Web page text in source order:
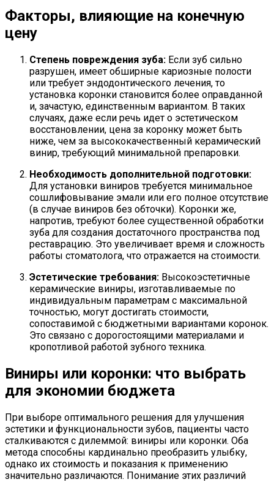
Факторы, влияющие на конечную
цену
Степень повреждения зуба: Если зуб сильно
разрушен, имеет обширные кариозные полости
или требует эндодонтического лечения, то
установка коронки становится более оправданной
и, зачастую, единственным вариантом. В таких
случаях, даже если речь идет о эстетическом
восстановлении, цена за коронку может быть
ниже, чем за высококачественный керамический
винир, требующий минимальной препаровки.
Необходимость дополнительной подготовки:
Для установки виниров требуется минимальное
сошлифовывание эмали или его полное отсутствие
(в случае виниров без обточки). Коронки же,
напротив, требуют более существенной обработки
зуба для создания достаточного пространства под
реставрацию. Это увеличивает время и сложность
работы стоматолога, что отражается на стоимости.
Эстетические требования: Высокоэстетичные
керамические виниры, изготавливаемые по
индивидуальным параметрам с максимальной
точностью, могут достигать стоимости,
сопоставимой с бюджетными вариантами коронок.
Это связано с дорогостоящими материалами и
кропотливой работой зубного техника.
Виниры или коронки: что выбрать
для экономии бюджета
При выборе оптимального решения для улучшения
эстетики и функциональности зубов, пациенты часто
сталкиваются с дилеммой: виниры или коронки. Оба
метода способны кардинально преобразить улыбку,
однако их стоимость и показания к применению
значительно различаются. Понимание этих различий